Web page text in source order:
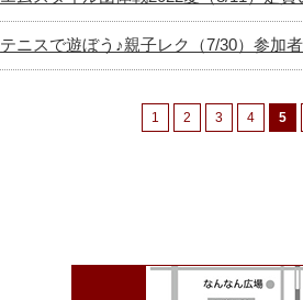
テニスで遊ぼう♪親子レク（7/30）参加者
1 2 3 4 5